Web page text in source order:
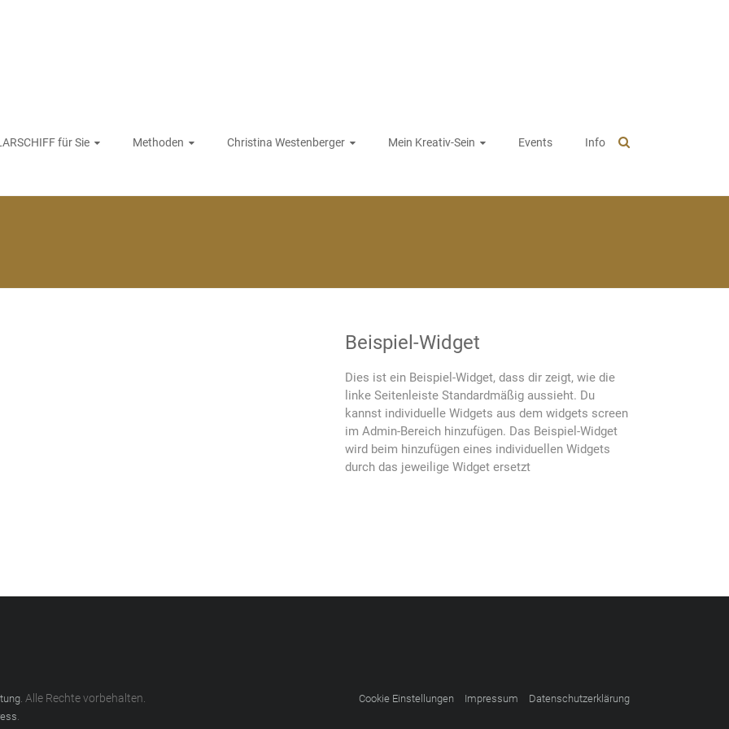
für Sie Methoden Christina Westenberger Mein Kreativ-Sein Events Info
Beispiel-Widget
Dies ist ein Beispiel-Widget, dass dir zeigt, wie die
linke Seitenleiste Standardmäßig aussieht. Du
kannst individuelle Widgets aus dem widgets screen
im Admin-Bereich hinzufügen. Das Beispiel-Widget
wird beim hinzufügen eines individuellen Widgets
durch das jeweilige Widget ersetzt
. Alle Rechte vorbehalten.
Cookie Einstellungen Impressum Datenschutzerklärung